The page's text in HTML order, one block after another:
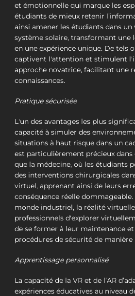
et émotionnelle qui marque les
étudiants de mieux retenir
ainsi amener les étudiants dans un
système solaire, transformant une
en une expérience unique. De tels
captivent l'attention et stimulent
approche novatrice, facilitant une
connaissances.
Pratique sécurisée
L'un des avantages les plus
capacité à simuler des
situations à haut risque dans un
est particulièrement précieux dans
que la médecine, où les étudiants
des interventions chirurgicales
virtuel, apprenant ainsi de leurs
conséquence réelle
monde industriel, la réalité
professionnels d'explorer
de se former à leur maintenance
procédures de sécurité de
Apprentissage personnalisé
La capacité de la VR et de l’AR
expériences éducatives au niveau